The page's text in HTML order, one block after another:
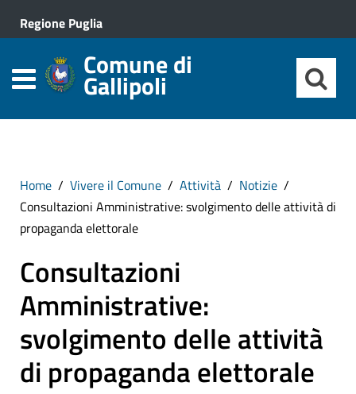
Regione Puglia
Comune di
Gallipoli
Home Vivere il Comune Attività
Notizie
Consultazioni Amministrative: svolgimento delle attività di
propaganda elettorale
Consultazioni
Amministrative:
svolgimento delle attività
di propaganda elettorale